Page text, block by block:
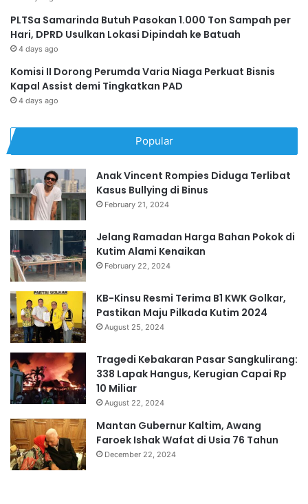
PLTSa Samarinda Butuh Pasokan 1.000 Ton Sampah per
Hari, DPRD Usulkan Lokasi Dipindah ke Batuah
4 days ago
Komisi II Dorong Perumda Varia Niaga Perkuat Bisnis
Kapal Assist demi Tingkatkan PAD
4 days ago
Popular
Anak Vincent Rompies Diduga Terlibat
Kasus Bullying di Binus
February 21, 2024
Jelang Ramadan Harga Bahan Pokok di
Kutim Alami Kenaikan
February 22, 2024
KB-Kinsu Resmi Terima B1 KWK Golkar,
Pastikan Maju Pilkada Kutim 2024
August 25, 2024
Tragedi Kebakaran Pasar Sangkulirang:
338 Lapak Hangus, Kerugian Capai Rp
10 Miliar
August 22, 2024
Mantan Gubernur Kaltim, Awang
Faroek Ishak Wafat di Usia 76 Tahun
December 22, 2024